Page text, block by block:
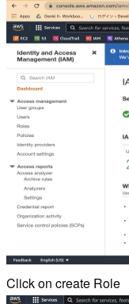
Click on create Role